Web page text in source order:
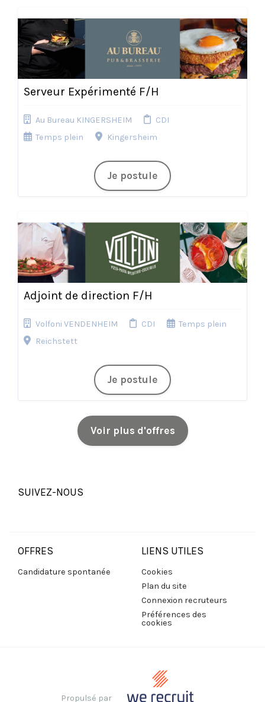
Serveur Expérimenté F/H
Au Bureau KINGERSHEIM
CDI
Temps plein
Kingersheim
Je postule
Adjoint de direction F/H
Volfoni VENDENHEIM CDI
Temps plein
Reichstett
Je postule
Voir plus d'offres
SUIVEZ-NOUS
OFFRES
Candidature spontanée
LIENS UTILES
Cookies
Plan du site
Connexion recruteurs
Préférences des
cookies
Propulsé par